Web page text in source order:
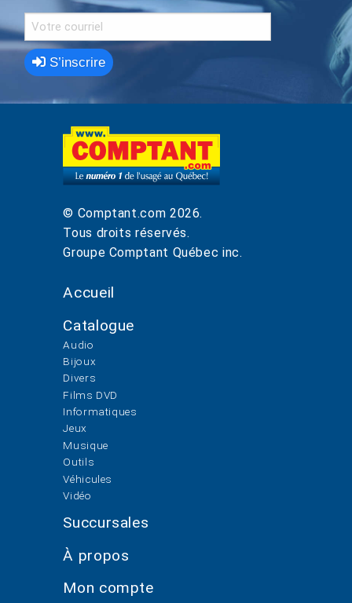
S’inscrire
© Comptant.com 2026.
Tous droits réservés.
Groupe Comptant Québec inc.
Accueil
Catalogue
Audio
Bijoux
Divers
Films DVD
Informatiques
Jeux
Musique
Outils
Véhicules
Vidéo
Succursales
À propos
Mon compte